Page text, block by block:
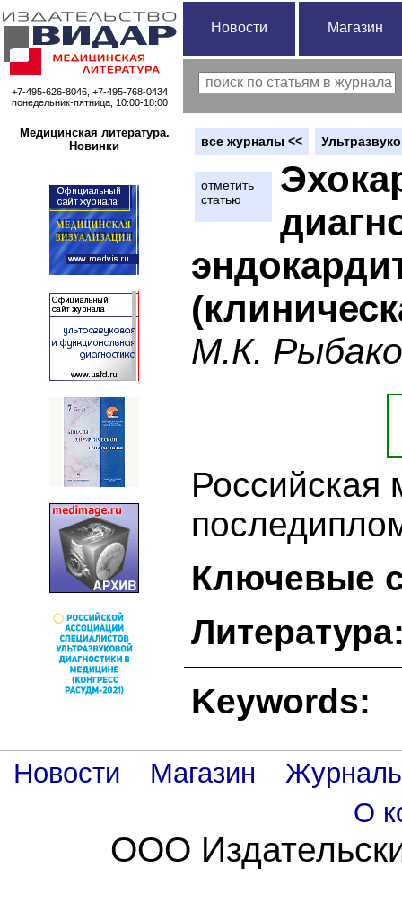
+7-495-626-8046, +7-495-768-0434
понедельник-пятница, 10:00-18:00
Новости Магазин
Медицинская литература.
Новинки
вce журналы <<
отметить
статью
М.К.
Российская
Ключевые
Keywords:
Новости Магазин
О
ООО